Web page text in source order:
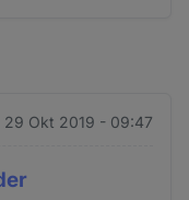
29 Okt 2019 - 09:47